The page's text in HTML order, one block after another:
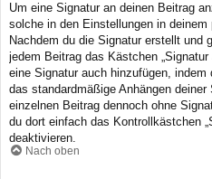
Um eine Signatur an deinen Beitrag
solche in den Einstellungen in
Nachdem du die Signatur erstellt und
jedem Beitrag das Kästchen
eine Signatur auch hinzufügen,
das standardmäßige Anhängen
einzelnen Beitrag dennoch ohne
du dort einfach das Kontrollkästchen
deaktivieren.
Nach oben